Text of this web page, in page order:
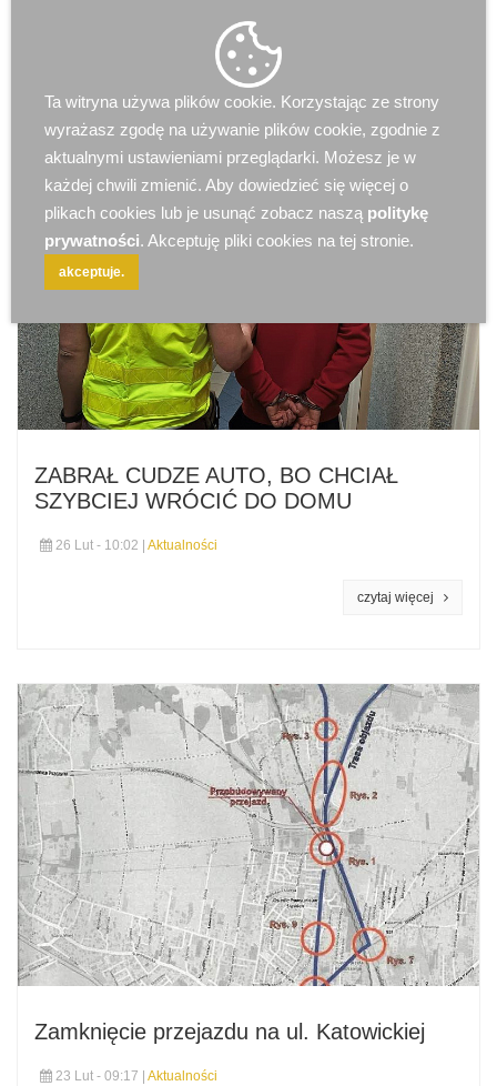
ZABRAŁ CUDZE AUTO, BO CHCIAŁ
SZYBCIEJ WRÓCIĆ DO DOMU
26 Lut - 10:02 | Aktualności
Zamknięcie przejazdu na ul. Katowickiej
23 Lut - 09:17 | Aktualności
Ta witryna używa plików cookie. Korzystając ze strony
wyrażasz zgodę na używanie plików cookie, zgodnie z
aktualnymi ustawieniami przeglądarki. Możesz je w
każdej chwili zmienić. Aby dowiedzieć się więcej o
plikach cookies lub je usunąć zobacz naszą politykę
prywatności. Akceptuję pliki cookies na tej stronie.
akceptuje.